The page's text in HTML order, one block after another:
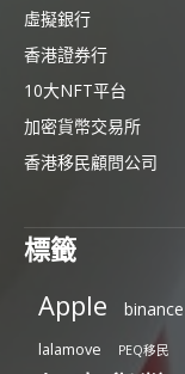
虛擬銀行
香港證券行
10大NFT平台
加密貨幣交易所
香港移民顧問公司
標籤
Apple binance
lalamove PEQ移民